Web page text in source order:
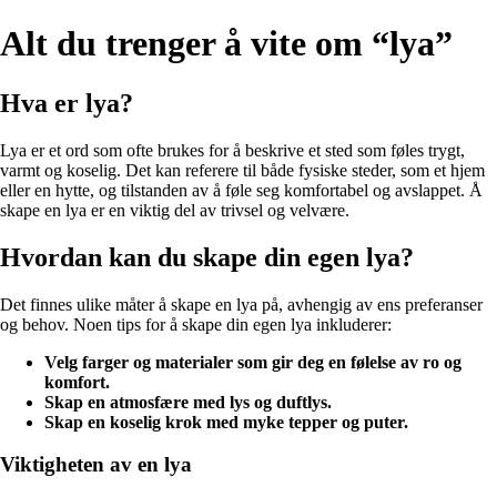
Alt du trenger å vite om “lya”
Hva er lya?
Lya er et ord som ofte brukes for å beskrive et sted som føles trygt,
varmt og koselig. Det kan referere til både fysiske steder, som et hjem
eller en hytte, og tilstanden av å føle seg komfortabel og avslappet. Å
skape en lya er en viktig del av trivsel og velvære.
Hvordan kan du skape din egen lya?
Det finnes ulike måter å skape en lya på, avhengig av ens preferanser
og behov. Noen tips for å skape din egen lya inkluderer:
Velg farger og materialer som gir deg en følelse av ro og
komfort.
Skap en atmosfære med lys og duftlys.
Skap en koselig krok med myke tepper og puter.
Viktigheten av en lya